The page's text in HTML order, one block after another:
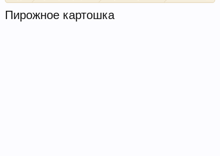
Пирожное картошка